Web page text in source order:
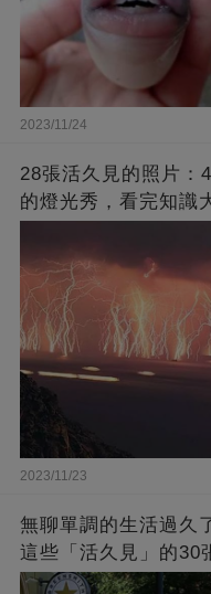
2023/11/24
28張活久見的照片：
的燈光秀，看完知識
2023/11/23
無聊單調的生活過久
這些「活久見」的30